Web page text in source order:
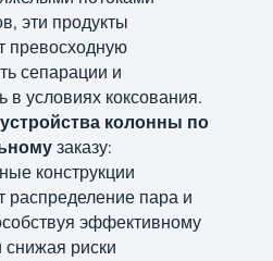
эти продукты
превосходную
сепарации и
в условиях коксования.
колонны по
заказу:
конструкции
распределение пара и
эффективному
риски